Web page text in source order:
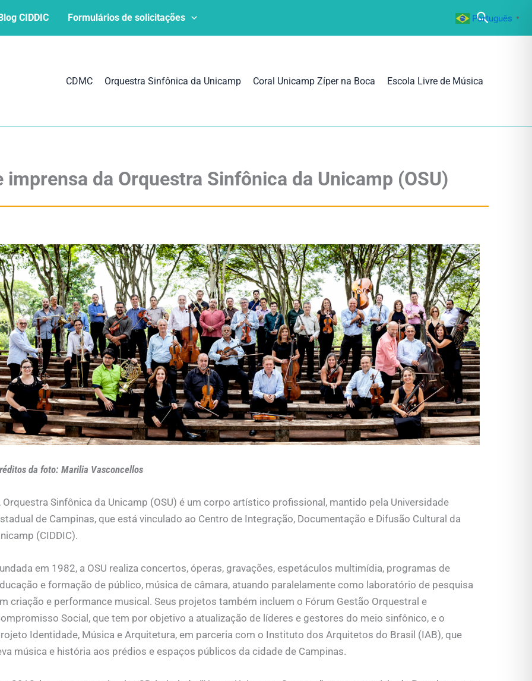
CIDDIC Formulários de solicitações
CDMC Orquestra Sinfônica da Unicamp Coral Unicamp Zíper na Boca Escola Livre de Música
imprensa da Orquestra Sinfônica da Unicamp (OSU)
da foto: Marilia Vasconcellos
Orquestra Sinfônica da Unicamp (OSU) é um corpo artístico profissional, mantido pela Universidade
de Campinas, que está vinculado ao Centro de Integração, Documentação e Difusão Cultural da
(CIDDIC).
em 1982, a OSU realiza concertos, óperas, gravações, espetáculos multimídia, programas de
e formação de público, música de câmara, atuando paralelamente como laboratório de pesquisa
criação e performance musical. Seus projetos também incluem o Fórum Gestão Orquestral e
Social, que tem por objetivo a atualização de líderes e gestores do meio sinfônico, e o
Identidade, Música e Arquitetura, em parceria com o Instituto dos Arquitetos do Brasil (IAB), que
música e história aos prédios e espaços públicos da cidade de Campinas.
Português ▼